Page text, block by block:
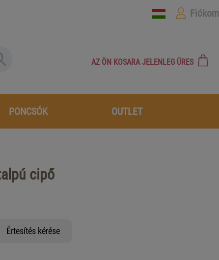
Fiókom
AZ ÖN KOSARA JELENLEG ÜRES
PONCSÓK OUTLET
cipő
Értesítés kérése